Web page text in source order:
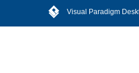
Visual Paradigm